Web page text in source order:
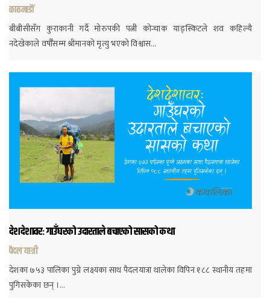
काठमाडौं
बीबीसीसँग कुराकानी गर्दै मोरुपकी पत्नी कोन्चाक याङ्स्किटले शव कहिल्यै
नदेखेकाले वर्षौँसम्म श्रीमानको मृत्यु भएको विश्वास…
देशदेशावरः गाउँघरको उदारताले बचाएको सासको कथा
पैदल यात्री
देशका ७५३ पालिका पुग्ने लक्ष्यका साथ पैदलयात्रा थालेका विपिन १८८ स्थानीय तहमा
पुगिसकेका छन् ।…